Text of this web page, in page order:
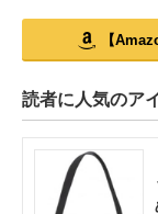
【
読者に人気のア